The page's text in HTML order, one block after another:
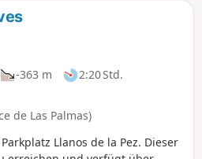
-363 m
2:20 Std.
de Las Palmas)
Llanos de la Pez. Dieser